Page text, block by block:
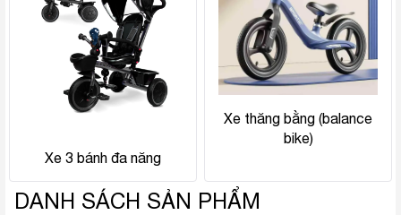
Xe 3 bánh đa năng
Xe thăng bằng (balance
bike)
DANH SÁCH SẢN PHẨM